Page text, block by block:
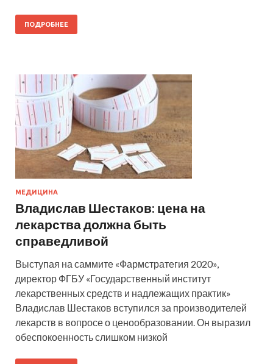
ПОДРОБНЕЕ
МЕДИЦИНА
Владислав Шестаков: цена на
лекарства должна быть
справедливой
Выступая на саммите «Фармстратегия 2020»,
директор ФГБУ «Государственный институт
лекарственных средств и надлежащих практик»
Владислав Шестаков вступился за производителей
лекарств в вопросе о ценообразовании. Он выразил
обеспокоенность слишком низкой